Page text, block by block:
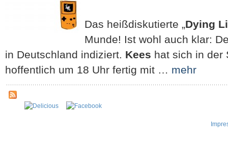
Das heißdiskutierte „Dying
Munde! Ist wohl auch klar:
in Deutschland indiziert. Kees hat sich in der
hoffentlich um 18 Uhr fertig mit … mehr